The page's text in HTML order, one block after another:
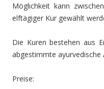
Möglichkeit kann
elftägiger Kur gewählt
Die Kuren bestehen aus
abgestimmte ayurvedische
Preise: